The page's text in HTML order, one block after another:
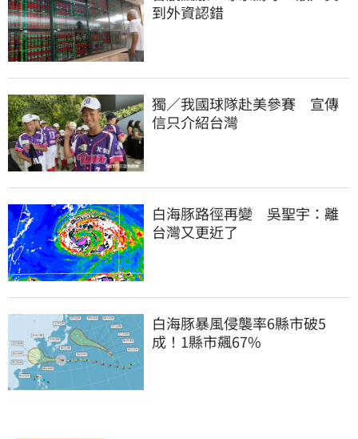
到外資認錯
獨／我國球隊赴美參賽　宣傳
信只介紹台灣
白海豚路徑再變　吳聖宇：離
台灣又更近了
白海豚暴風侵襲率6縣市破5
成！1縣市飆67%